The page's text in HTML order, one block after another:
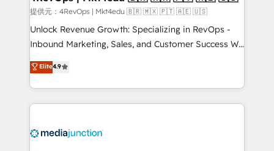
提供元：4RevOps | Mkt4edu 🇧🇷 🇲🇽 🇵🇹 🇦🇪 🇺🇸
Unlock Revenue Growth: Specializing in RevOps -
Inbound Marketing, Sales, and Customer Success We
specialize in driving revenue growth for companies
across industries through tailored marketing, sales,
and customer success strategies, utilizing RevOps
methodologies. As Latin America's largest HubSpot
offer unparalleled insights. Operating in five
Elite4.9